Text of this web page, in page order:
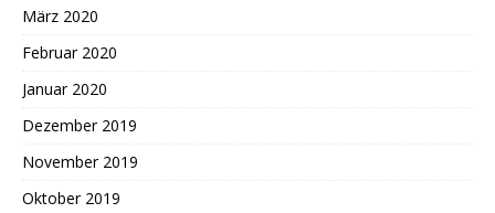
März 2020
Februar 2020
Januar 2020
Dezember 2019
November 2019
Oktober 2019